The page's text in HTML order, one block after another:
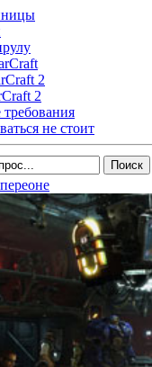
2
2
не стоит